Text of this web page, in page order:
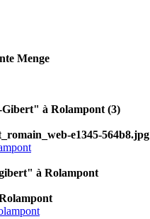
Menge
à Rolampont (3)
e1345-564b8.jpg
à Rolampont